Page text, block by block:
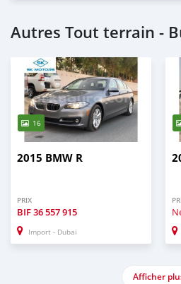
Autres Tout terrain -
16
2015 BMW R
PRIX
BIF36 557 915
Import - Dubai
Afficher